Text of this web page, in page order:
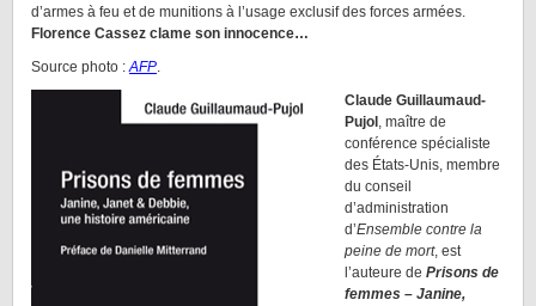
d’armes à feu et de munitions à l’usage exclusif des forces armées.
Florence Cassez clame son innocence…
Source photo :AFP.
Claude Guillaumaud-
Pujol , maître de
conférence spécialiste
des États-Unis, membre
du conseil
d’administration
d’Ensemble contre la
peine de mort, est
l’auteure de Prisons de
femmes – Janine,